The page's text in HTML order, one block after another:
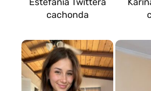
cachonda